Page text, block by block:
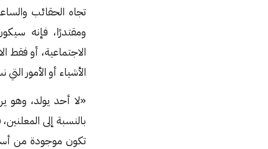
تجاه الحقائب
ومقتدرًا، فإنه
الاجتماعية، أو
الأشياء أو الأمور
بالنسبة إلى
تكون موجودة من